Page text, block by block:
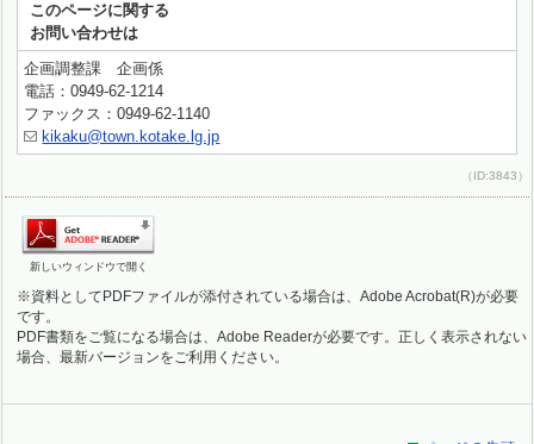
このページに関する
お問い合わせは
企画調整課 企画係
電話：0949-62-1214
ファックス：0949-62-1140
kikaku@town.kotake.lg.jp
（ID:3843）
新しいウィンドウで開く
※資料としてPDFファイルが添付されている場合は、Adobe Acrobat(R)が必要
です。
PDF書類をご覧になる場合は、Adobe Readerが必要です。正しく表示されない
場合、最新バージョンをご利用ください。